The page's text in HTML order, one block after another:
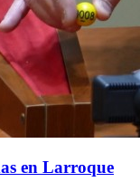
en Larroque